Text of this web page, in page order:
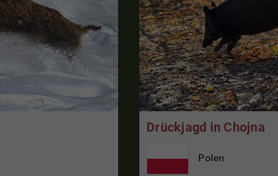
Drückjagd in Chojna
Polen